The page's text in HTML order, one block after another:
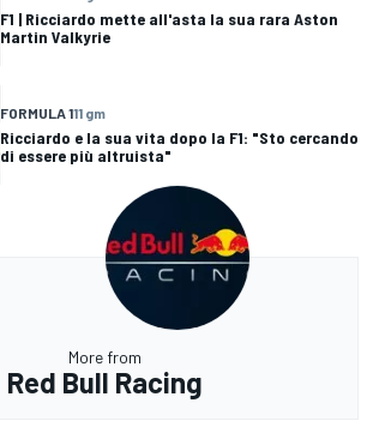
F1 | Ricciardo mette all'asta la sua rara Aston
Martin Valkyrie
FORMULA 111 gm
Ricciardo e la sua vita dopo la F1: "Sto cercando
di essere più altruista"
More from
Red Bull Racing